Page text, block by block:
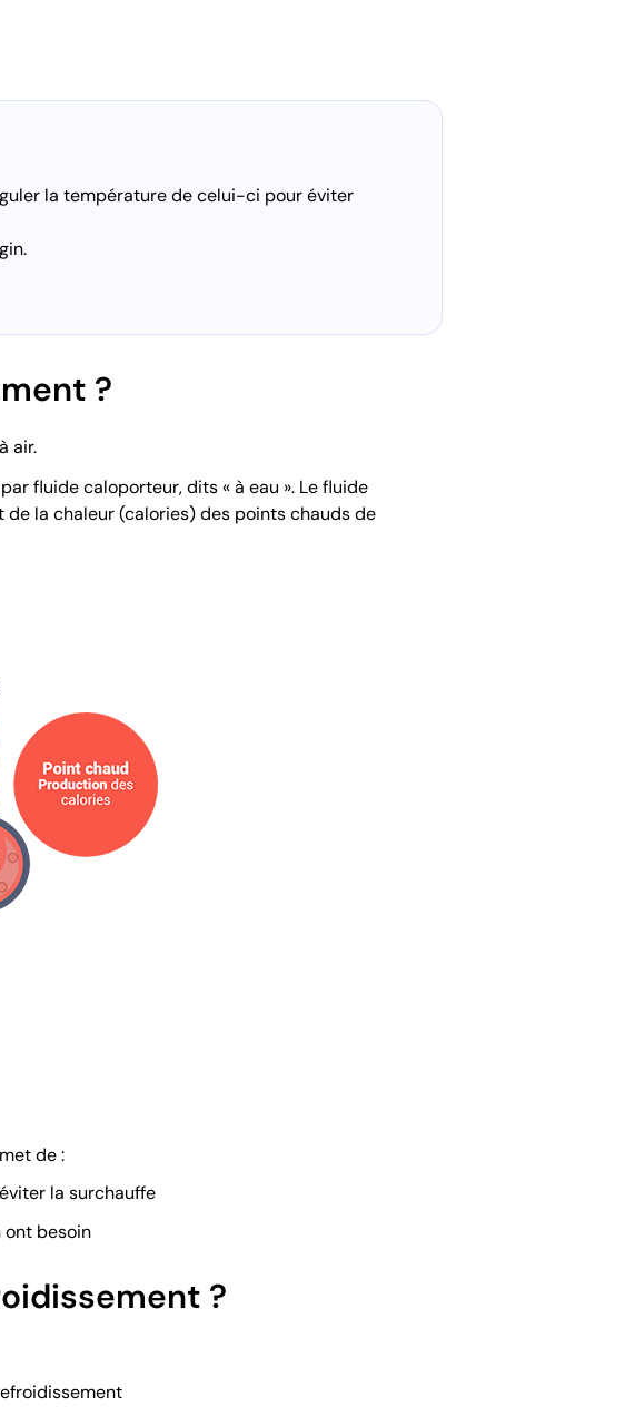
la température de celui-ci pour éviter
?
air.
fluide caloporteur, dits « à eau ». Le fluide
la chaleur (calories) des points chauds de
de :
la surchauffe
ont besoin
?